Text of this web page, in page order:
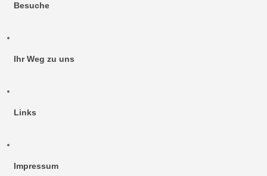
Besuche
Ihr Weg zu uns
Links
Impressum